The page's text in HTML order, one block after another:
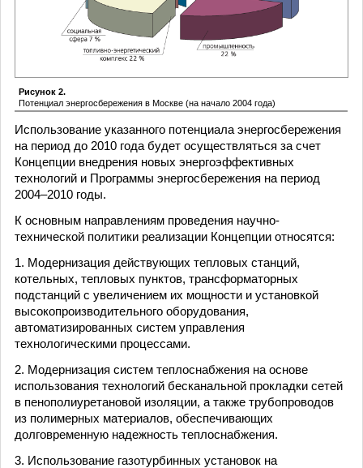
Рисунок 2.
Потенциал энергосбережения в Москве (на начало 2004 года)
Использование указанного потенциала энергосбережения
на период до 2010 года будет осуществляться за счет
Концепции внедрения новых энергоэффективных
технологий и Программы энергосбережения на период
2004–2010 годы.
К основным направлениям проведения научно-
технической политики реализации Концепции относятся:
1. Модернизация действующих тепловых станций,
котельных, тепловых пунктов, трансформаторных
подстанций с увеличением их мощности и установкой
высокопроизводительного оборудования,
автоматизированных систем управления
технологическими процессами.
2. Модернизация систем теплоснабжения на основе
использования технологий бесканальной прокладки сетей
в пенополиуретановой изоляции, а также трубопроводов
из полимерных материалов, обеспечивающих
долговременную надежность теплоснабжения.
3. Использование газотурбинных установок на